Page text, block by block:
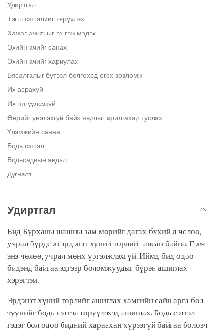
Удиртгал
Тэгш сэтгэлийг төрүүлэх
Хамаг амьтныг эх гэж мэдэх
Эхийн ачийг санах
Эхийн ачийг хариулах
Бясалгалыг бүтээл болгоход өгөх зөвлөмж
Их асрахуй
Их нигүүлсэхүй
Өөрийг үнэлэхгүй байх явдлыг арилгахад туслах
Үлэмжийн санаа
Бодь сэтгэл
Бодьсадвын явдал
Дүгнэлт
Удиртгал
Бид Бурханы шашны зам мөрийг дагах бүхий л чөлөө,
учрал бүрдсэн эрдэнэт хүний төрлийг авсан байна. Гэвч
энэ чөлөө, учрал мөнх үргэлжлэхгүй. Иймд бид одоо
бидэнд байгаа эдгээр боломжуудыг бүрэн ашиглах
хэрэгтэй.
Эрдэнэт хүний төрлийг ашиглах хамгийн сайн арга бол
түүнийг бодь сэтгэл төрүүлэхэд ашиглах. Бодь сэтгэл
гэдэг бол одоо бидний хараахан хүрээгүй байгаа боловч